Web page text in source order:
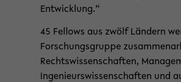
Entwicklung.“
45 Fellows aus zwölf Ländern
Forschungsgruppe
Rechtswissenschaften,
Ingenieurswissenschaften und